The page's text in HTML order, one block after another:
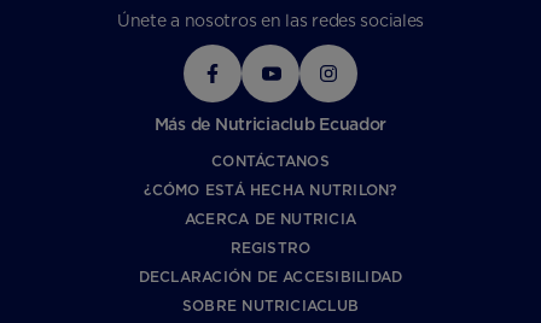
Únete a nosotros en las redes sociales
Más de Nutriciaclub Ecuador
CONTÁCTANOS
¿CÓMO ESTÁ HECHA NUTRILON?
ACERCA DE NUTRICIA
REGISTRO
DECLARACIÓN DE ACCESIBILIDAD
SOBRE NUTRICIACLUB